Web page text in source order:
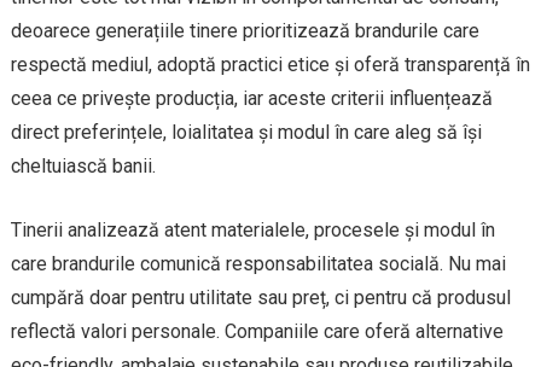
deoarece generațiile tinere prioritizează brandurile care
respectă mediul, adoptă practici etice și oferă transparență în
ceea ce privește producția, iar aceste criterii influențează
direct preferințele, loialitatea și modul în care aleg să își
cheltuiască banii.
Tinerii analizează atent materialele, procesele și modul în
care brandurile comunică responsabilitatea socială. Nu mai
cumpără doar pentru utilitate sau preț, ci pentru că produsul
reflectă valori personale. Companiile care oferă alternative